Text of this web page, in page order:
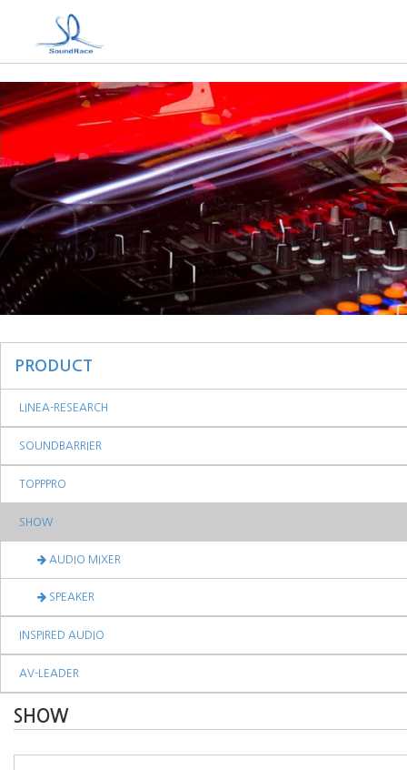
PRODUCT
LINEA-RESEARCH
SOUNDBARRIER
TOPPPRO
SHOW
AUDIO MIXER
SPEAKER
INSPIRED AUDIO
AV-LEADER
SHOW